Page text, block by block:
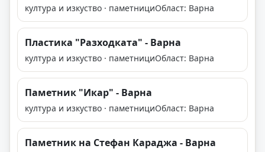
култура и изкуство · паметнициОбласт: Варна
Пластика "Разходката" - Варна
култура и изкуство · паметнициОбласт: Варна
Паметник "Икар" - Варна
култура и изкуство · паметнициОбласт: Варна
Паметник на Стефан Караджа - Варна